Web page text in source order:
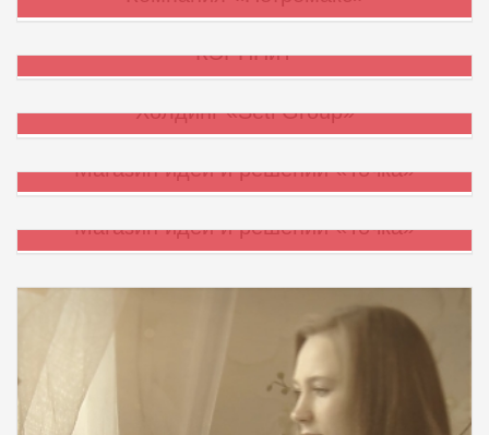
КЭРППиТ
Холдинг «Setl Group»
Магазин идей и решений «Точка»
Магазин идей и решений «Точка»